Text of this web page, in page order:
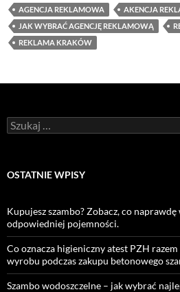
AGENCJA REKLAMOWA
AKENCJA
JAK WYBRAĆ AGENCJĘ REKLAMOWĄ
REKLAMA KRAKÓW
Szukaj:
OSTATNIE WPISY
Kupujesz szambo? Zobacz, co
odpowiedniej pojemności.
Co oznacza higieniczny atest PZH
wyrobu podczas zakupu betonowego
Szambo wodoszczelne – jak wybrać